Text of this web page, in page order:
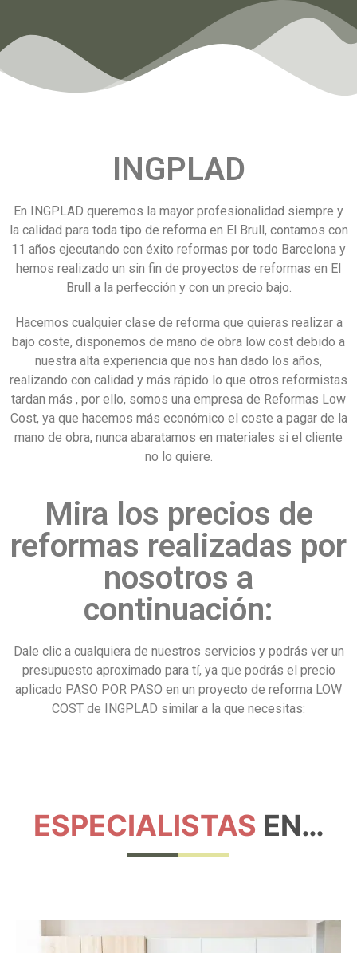
INGPLAD
En INGPLAD queremos la mayor profesionalidad siempre y
la calidad para toda tipo de reforma en El Brull, contamos con
11 años ejecutando con éxito reformas por todo Barcelona y
hemos realizado un sin fin de proyectos de reformas en El
Brull a la perfección y con un precio bajo.
Hacemos cualquier clase de reforma que quieras realizar a
bajo coste, disponemos de mano de obra low cost debido a
nuestra alta experiencia que nos han dado los años,
realizando con calidad y más rápido lo que otros reformistas
tardan más , por ello, somos una empresa de Reformas Low
Cost, ya que hacemos más económico el coste a pagar de la
mano de obra, nunca abaratamos en materiales si el cliente
no lo quiere.
Mira los precios de
reformas realizadas por
nosotros a
continuación:
Dale clic a cualquiera de nuestros servicios y podrás ver un
presupuesto aproximado para tí, ya que podrás el precio
aplicado PASO POR PASO en un proyecto de reforma LOW
COST de INGPLAD similar a la que necesitas:
ESPECIALISTAS EN…